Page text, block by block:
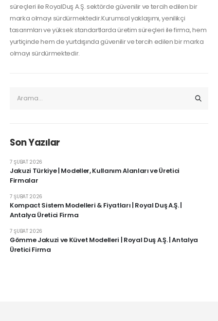
süreçleri ile RoyalDuş A.Ş. sektörde güvenilir ve tercih edilen bir
marka olmayı sürdürmektedir.Kurumsal yaklaşımı, yenilikçi
tasarımları ve yüksek standartlarda üretim süreçleri ile firma, hem
yurtiçinde hem de yurtdışında güvenilir ve tercih edilen bir marka
olmayı sürdürmektedir.
Son Yazılar
Jakuzi Türkiye | Modeller, Kullanım Alanları ve Üretici
Firmalar
7 ŞUBAT 2026
Kompact Sistem Modelleri & Fiyatları | Royal Duş A.Ş. |
Antalya Üretici Firma
7 ŞUBAT 2026
Gömme Jakuzi ve Küvet Modelleri | Royal Duş A.Ş. | Antalya
Üretici Firma
7 ŞUBAT 2026